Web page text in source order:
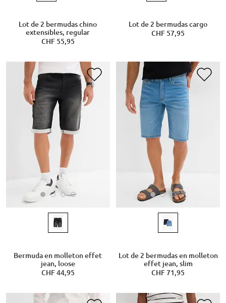
Lot de 2 bermudas chino
extensibles, regular
CHF 55,95
Lot de 2 bermudas cargo
CHF 57,95
Bermuda en molleton effet
jean, loose
CHF 44,95
Lot de 2 bermudas en molleton
effet jean, slim
CHF 71,95